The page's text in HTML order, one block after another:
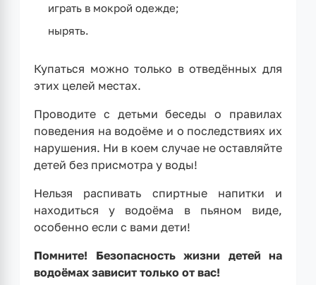
играть в мокрой одежде;
нырять.
Купаться можно только в отведённых для
этих целей местах.
Проводите с детьми беседы о правилах
поведения на водоёме и о последствиях их
нарушения. Ни в коем случае не оставляйте
детей без присмотра у воды!
Нельзя распивать спиртные напитки и
находиться у водоёма в пьяном виде,
особенно если с вами дети!
Помните! Безопасность жизни детей на
водоёмах зависит только от вас!